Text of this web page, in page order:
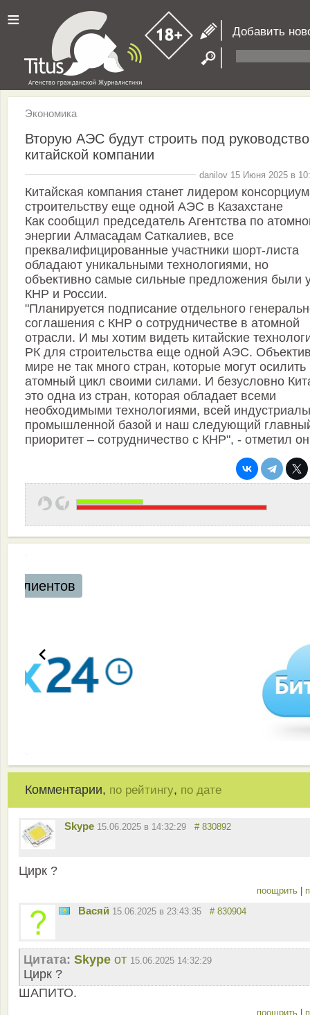
≡ Добавить
Экономика
Вторую АЭС будут строить под
китайской компании
danilov 15 Июня 2025 в
Китайская компания станет лидером
строительству еще одной АЭС в Казахстане
Как сообщил председатель Агентства по
энергии Алмасадам Саткалиев, все
преквалифицированные участники шорт-листа
обладают уникальными технологиями, но
объективно самые сильные предложения были
КНР и России.
"Планируется подписание отдельного
соглашения с КНР о сотрудничестве в атомной
отрасли. И мы хотим видеть китайские
РК для строительства еще одной АЭС.
мире не так много стран, которые могут осилить
атомный цикл своими силами. И безусловно
это одна из стран, которая обладает всеми
необходимыми технологиями, всей
промышленной базой и наш следующий
приоритет – сотрудничество с КНР", - отметил
Комментарии, по рейтингу, по дате
Skype 15.06.2025 в 14:32:29 # 830892
Цирк ?
поощрить
Васяй 15.06.2025 в 23:43:35 # 830904
Цитата: Skype от 15.06.2025 14:32:29
Цирк ?
ШАПИТО.
поощрить